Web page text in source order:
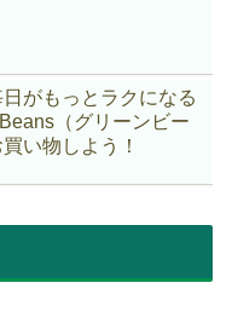
日がもっとラクになる
（グリーンビー
い物しよう！